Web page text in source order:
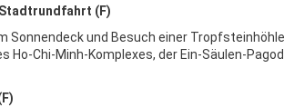
(F)
Sonnendeck und Besuch einer
Ho-Chi-Minh-Komplexes, der Ein-Säulen-